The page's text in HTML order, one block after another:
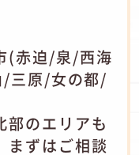
(赤迫/泉/西海
三原/女の都/
部のエリアも
まずはご相談